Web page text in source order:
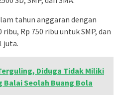
tahun anggaran dengan
Rp 750 ribu untuk SMP, dan
juta.
Diduga Tidak Miliki
Balai Seolah Buang Bola